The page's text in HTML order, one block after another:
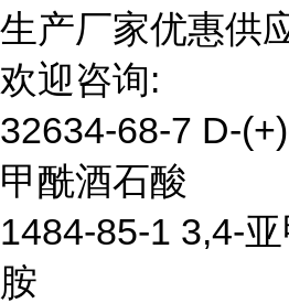
生产厂家优惠供
欢迎咨询:
32634-68-7 D-
甲酰酒石酸
1484-85-1 3,4-
胺